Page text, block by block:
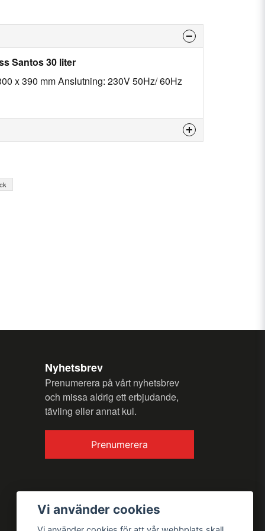
Santos 30 liter
x 390 mm Anslutning: 230V 50Hz/ 60Hz
Skicka fråga
Nyhetsbrev
Prenumerera på vårt nyhetsbrev
och missa aldrig ett erbjudande,
tävling eller annat kul.
Prenumerera
Vi använder cookies